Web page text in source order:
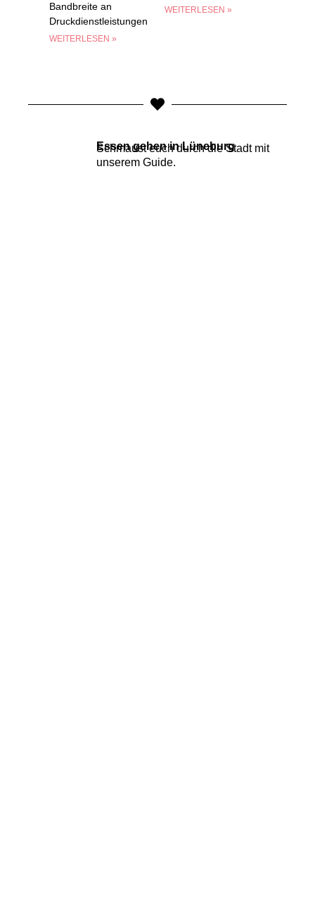
Bandbreite an
Druckdienstleistungen
WEITERLESEN »
WEITERLESEN »
Essen gehen in Lüneburg
Schmaust euch durch die Stadt mit
unserem Guide.